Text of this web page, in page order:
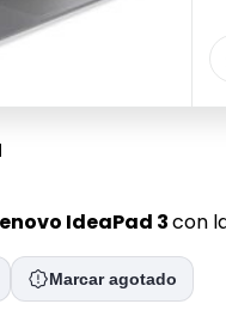
IdeaPad 3con
Marcar agotado